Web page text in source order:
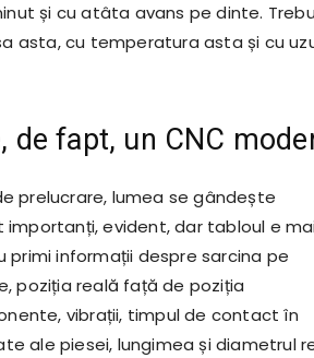
și cu atâta avans pe dinte.
asta, cu temperatura asta și cu
de fapt, un CNC
prelucrare, lumea se gândește
importanți, evident, dar tabloul e
primi informații despre sarcina pe
poziția reală față de poziția
vibrații, timpul de contact în
ale piesei, lungimea și diametrul